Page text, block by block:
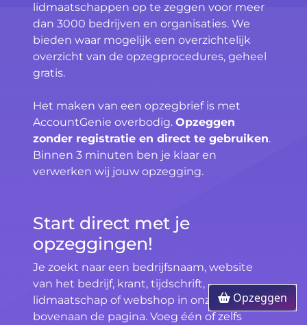
Opzeggen
lidmaatschappen op te zeggen voor meer
dan 3000 bedrijven en organisaties. We
bieden waar mogelijk een overzichtelijk
overzicht van de opzegprocedures, geheel
gratis.
Het maken van een opzegbrief is met
AccountGenie overbodig. Opzeggen
zonder registratie en direct te gebruiken.
Binnen 3 minuten ben je klaar en
verwerken wij jouw opzegging.
Start direct met je
opzeggingen!
Je zoekt naar een bedrijfsnaam, website
van het bedrijf, krant, tijdschrift,
lidmaatschap of webshop in onze zoekbalk
bovenaan de pagina. Voeg één of zelfs